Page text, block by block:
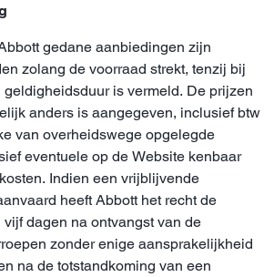
gedane aanbiedingen zijn
zolang de voorraad strekt, tenzij bij
is vermeld. De prijzen
anders is aangegeven, inclusief btw
van overheidswege opgelegde
eventuele op de Website kenbaar
Indien een vrijblijvende
heeft Abbott het recht de
dagen na ontvangst van de
zonder enige aansprakelijkheid
na de totstandkoming van een